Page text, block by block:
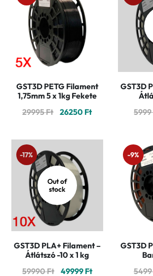
GST3D PETG Filament
1,75mm 5 x 1kg Fekete
29995Ft Original
was:
29995 Ft.
26250 FtCurrent
is:
26250 Ft.
GST3D
5999
Out of
stock
-17%
GST3D PLA+ Filament –
Átlátszó -10 x 1 kg
59990Ft Original
49999 FtCurrent
-9%
GST3D
5499